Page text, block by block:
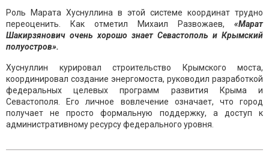
Роль Марата Хуснуллина в этой системе координат трудно
переоценить. Как отметил Михаил Развожаев, «Марат
Шакирзянович очень хорошо знает Севастополь и Крымский
полуостров».
Хуснуллин курировал строительство Крымского моста,
координировал создание энергомоста, руководил разработкой
федеральных целевых программ развития Крыма и
Севастополя. Его личное вовлечение означает, что город
получает не просто формальную поддержку, а доступ к
административному ресурсу федерального уровня.